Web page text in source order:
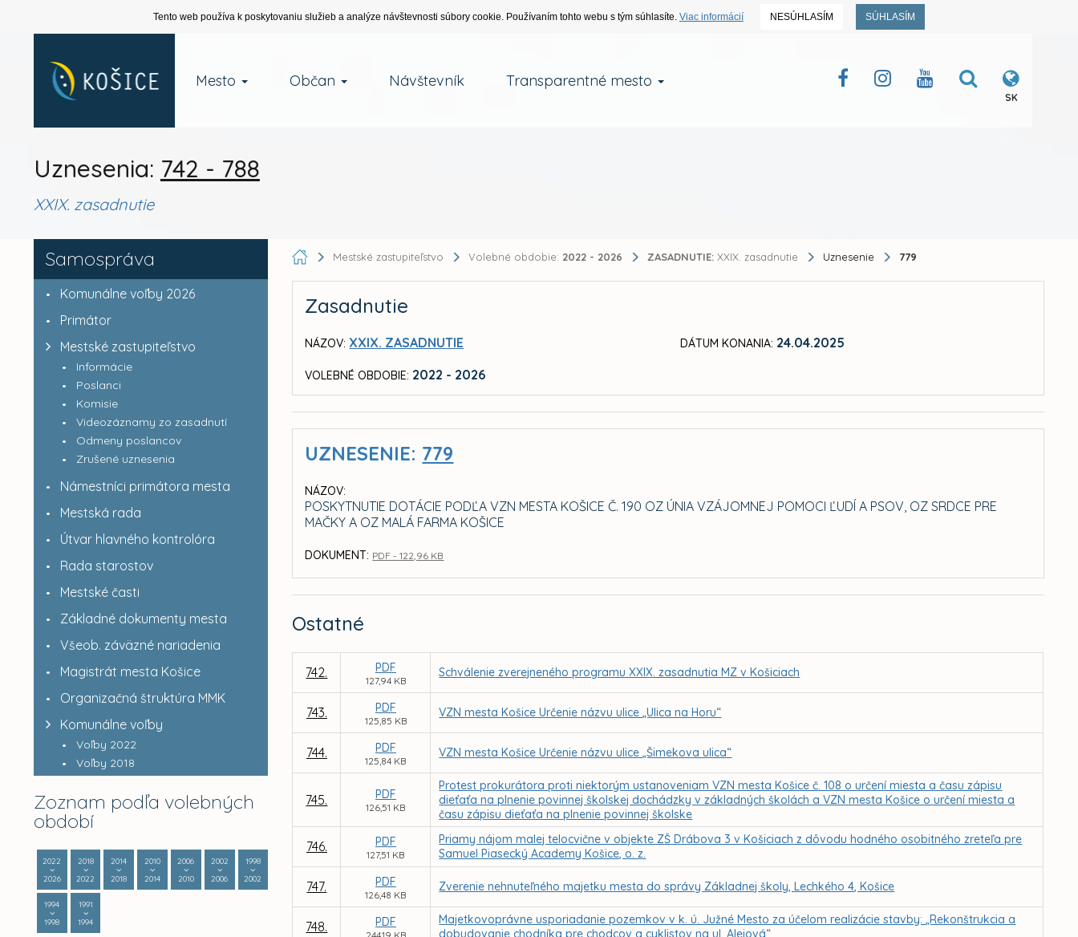
Tento web používa k poskytovaniu služieb a analýze návštevnosti súbory cookie. Používaním tohto webu s tým súhlasíte. Viac informácií NESÚHLASÍM SÚHLASÍM
Mesto Občan Návštevník Transparentné mesto
SK
Uznesenia: 742 - 788
XXIX. zasadnutie
Samospráva
Komunálne voľby 2026
Primátor
Mestské zastupiteľstvo
Informácie
Poslanci
Komisie
Videozáznamy zo zasadnutí
Odmeny poslancov
Zrušené uznesenia
Námestníci primátora mesta
Mestská rada
Útvar hlavného kontrolóra
Rada starostov
Mestské časti
Základné dokumenty mesta
Všeob. záväzné nariadenia
Magistrát mesta Košice
Organizačná štruktúra MMK
Komunálne voľby
Voľby 2022
Voľby 2018
Zoznam podľa volebných
období
2022
2026
2018
2022
2014
2018
2010
2014
2006
2010
2002
2006
1998
2002
1994
1998
1991
1994
Mestské zastupiteľstvo Volebné obdobie: 2022 - 2026 ZASADNUTIE: XXIX. zasadnutie Uznesenie 779
Zasadnutie
NÁZOV: XXIX. ZASADNUTIE
VOLEBNÉ OBDOBIE: 2022 - 2026
DÁTUM KONANIA: 24.04.2025
UZNESENIE: 779
NÁZOV:
POSKYTNUTIE DOTÁCIE PODĽA VZN MESTA KOŠICE Č. 190 OZ ÚNIA VZÁJOMNEJ POMOCI ĽUDÍ A PSOV, OZ SRDCE PRE
MAČKY A OZ MALÁ FARMA KOŠICE
DOKUMENT: PDF - 122,96 KB
Ostatné
742. PDF
127,94 KB
Schválenie zverejneného programu XXIX. zasadnutia MZ v Košiciach
743. PDF
125,85 KB
VZN mesta Košice Určenie názvu ulice „Ulica na Horu“
744. PDF
125,84 KB
VZN mesta Košice Určenie názvu ulice „Šimekova ulica“
745. PDF
126,51 KB
Protest prokurátora proti niektorým ustanoveniam VZN mesta Košice č. 108 o určení miesta a času zápisu
dieťaťa na plnenie povinnej školskej dochádzky v základných školách a VZN mesta Košice o určení miesta a
času zápisu dieťaťa na plnenie povinnej školske
746. PDF
127,51 KB
Priamy nájom malej telocvične v objekte ZŠ Drábova 3 v Košiciach z dôvodu hodného osobitného zreteľa pre
Samuel Piasecký Academy Košice, o. z.
747. PDF
126,48 KB
Zverenie nehnuteľného majetku mesta do správy Základnej školy, Lechkého 4, Košice
748. PDF
Majetkovoprávne usporiadanie pozemkov v k. ú. Južné Mesto za účelom realizácie stavby: „Rekonštrukcia a
dobudovanie chodníka pre chodcov a cyklistov na ul. Alejová“